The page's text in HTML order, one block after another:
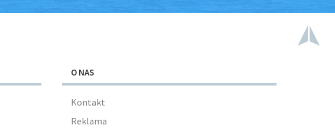
O NAS
Kontakt
Reklama